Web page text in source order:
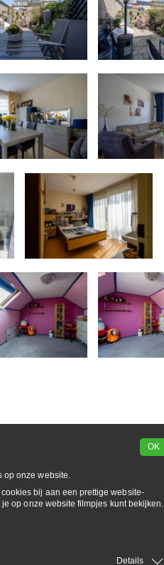
OK
op onze website.
bij aan een prettige website-
op onze website filmpjes kunt bekijken.
Details